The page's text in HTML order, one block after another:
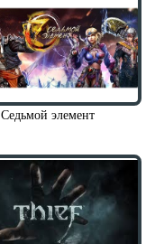
Седьмой элемент